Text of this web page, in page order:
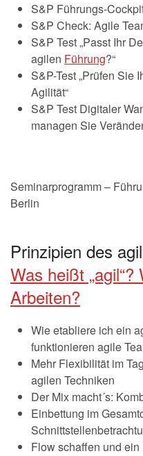
S&P Führungs-
S&P Check: Agile
S&P Test „Passt Ihr
agilen Führung?“
S&P-Test „Prüfen Sie
Agilität“
S&P Test Digitaler
managen Sie
Seminarprogramm –
Berlin
Prinzipien des
Was heißt
Arbeiten?
Wie etabliere ich ein
funktionieren agile
Mehr Flexibilität im
agilen Techniken
Der Mix macht´s:
Einbettung im
Flow schaffen und